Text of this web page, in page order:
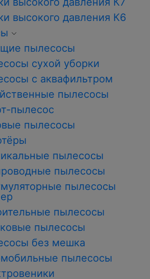
высокого давления К6
пылесосы
сухой уборки
с аквафильтром
пылесосы
пылесос
пылесосы
пылесосы
пылесосы
пылесосы
пылесосы
пылесосы
без мешка
пылесосы